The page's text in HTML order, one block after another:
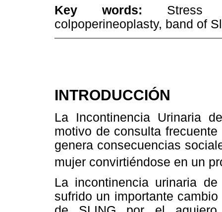
Key words: Stress
colpoperineoplasty, band of
INTRODUCCIÓN
La Incontinencia Urinaria
motivo de consulta
genera consecuencias
mujer convirtiéndose en un
La incontinencia urinaria
sufrido un importante